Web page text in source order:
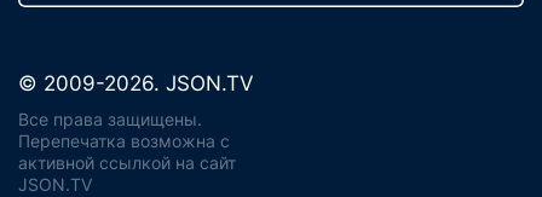
© 2009-2026. JSON.TV
Все права защищены.
Перепечатка возможна с
активной ссылкой на сайт
JSON.TV